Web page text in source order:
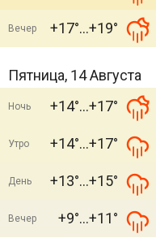
Вечер +17° +19°
Пятница, 14 Августа
Ночь +14° +17°
Утро +14° +17°
День +13° +15°
Вечер +9° +11°